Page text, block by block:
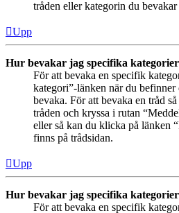
tråden eller kategorin du bevakar
Upp
Hur bevakar jag specifika
För att bevaka en specifik
kategori”-länken när du
bevaka. För att bevaka en tråd
tråden och kryssa i rutan
eller så kan du klicka på länken
finns på trådsidan.
Upp
Hur bevakar jag specifika
För att bevaka en specifik